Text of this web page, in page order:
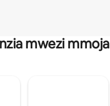
mwezi mmoja